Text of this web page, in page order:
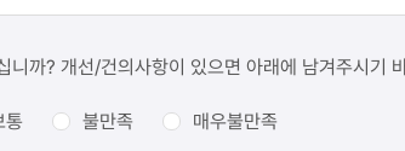
니까? 개선/건의사항이 있으면 아래에 남겨주시기
통 불만족 매우불만족